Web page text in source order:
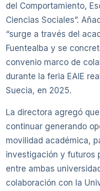
del Comportamiento,
Ciencias Sociales”.
“surge a través del
Fuentealba y se
convenio marco de
durante la feria EAIE
Suecia, en 2025.
La directora agregó
continuar generando
movilidad académica,
investigación y futuros
entre ambas
colaboración con la